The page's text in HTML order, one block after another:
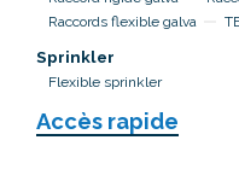
Raccords flexible galva
Sprinkler
Flexible sprinkler
Accès rapide